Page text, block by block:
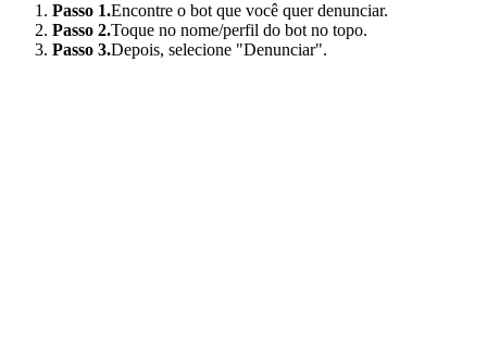
Passo 1.Encontre o bot que você quer denunciar.
Passo 2.Toque no nome/perfil do bot no topo.
Passo 3.Depois, selecione "Denunciar".